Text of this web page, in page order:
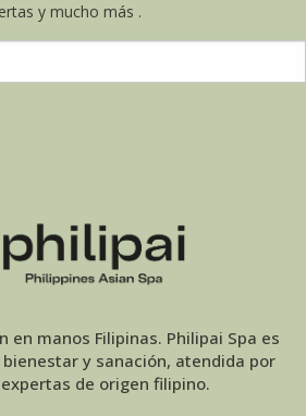
y mucho más .
en manos Filipinas. Philipai Spa es
y sanación, atendida por
de origen filipino.